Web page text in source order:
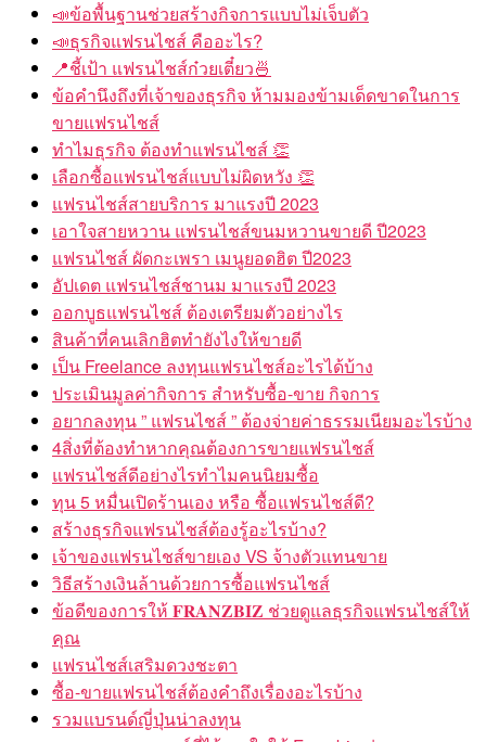
📣ข้อพื้นฐานช่วยสร้างกิจการแบบไม่เจ็บตัว
📣ธุรกิจแฟรนไชส์ คืออะไร?
📍ชี้เป้า แฟรนไชส์ก๋วยเตี๋ยว🍜
ข้อคำนึงถึงที่เจ้าของธุรกิจ ห้ามมองข้ามเด็ดขาดในการ
ขายแฟรนไชส์
ทำไมธุรกิจ ต้องทำแฟรนไชส์ 👏
เลือกซื้อแฟรนไชส์แบบไม่ผิดหวัง 👏
แฟรนไชส์สายบริการ มาแรงปี 2023
เอาใจสายหวาน แฟรนไชส์ขนมหวานขายดี ปี2023
แฟรนไชส์ ผัดกะเพรา เมนูยอดฮิต ปี2023
อัปเดต แฟรนไชส์ชานม มาแรงปี 2023
ออกบูธแฟรนไชส์ ต้องเตรียมตัวอย่างไร
สินค้าที่คนเลิกฮิตทำยังไงให้ขายดี
เป็น Freelance ลงทุนแฟรนไชส์อะไรได้บ้าง
ประเมินมูลค่ากิจการ สำหรับซื้อ-ขาย กิจการ
อยากลงทุน ” แฟรนไชส์ ” ต้องจ่ายค่าธรรมเนียมอะไรบ้าง
4สิ่งที่ต้องทำหากคุณต้องการขายแฟรนไชส์
แฟรนไชส์ดีอย่างไรทำไมคนนิยมซื้อ
ทุน 5 หมื่นเปิดร้านเอง หรือ ซื้อแฟรนไชส์ดี?
สร้างธุรกิจแฟรนไชส์ต้องรู้อะไรบ้าง?
เจ้าของแฟรนไชส์ขายเอง VS จ้างตัวแทนขาย
วิธีสร้างเงินล้านด้วยการซื้อแฟรนไชส์
ข้อดีของการให้ 𝐅𝐑𝐀𝐍𝐙𝐁𝐈𝐙 ช่วยดูแลธุรกิจแฟรนไชส์ให้
คุณ
แฟรนไชส์เสริมดวงชะตา
ซื้อ-ขายแฟรนไชส์ต้องคำถึงเรื่องอะไรบ้าง
รวมแบรนด์ญี่ปุ่นน่าลงทุน